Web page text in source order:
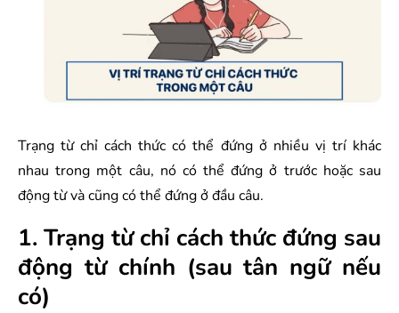
Trạng từ chỉ cách thức có thể đứng ở nhiều vị trí khác
nhau trong một câu, nó có thể đứng ở trước hoặc sau
động từ và cũng có thể đứng ở đầu câu.
1. Trạng từ chỉ cách thức đứng sau
động từ chính (sau tân ngữ nếu
có)